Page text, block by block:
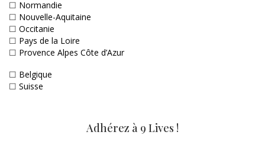
☐ Normandie
☐ Nouvelle-Aquitaine
☐ Occitanie
☐ Pays de la Loire
☐ Provence Alpes Côte d’Azur
☐ Belgique
☐ Suisse
Adhérez à 9 Lives !